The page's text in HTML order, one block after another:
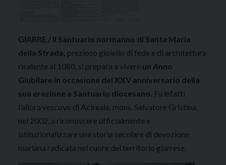
GIARRE / Il Santuario normanno di Santa Maria
della Strada, prezioso gioiello di fede e di architettura
risalente al 1080, si prepara a vivere un Anno
Giubilare in occasione del XXV anniversario della
sua erezione a Santuario diocesano. Fu infatti
l’allora vescovo di Acireale, mons. Salvatore Gristina,
nel 2002, a riconoscere ufficialmente e
istituzionalizzare una storia secolare di devozione
mariana radicata nel cuore del territorio giarrese.